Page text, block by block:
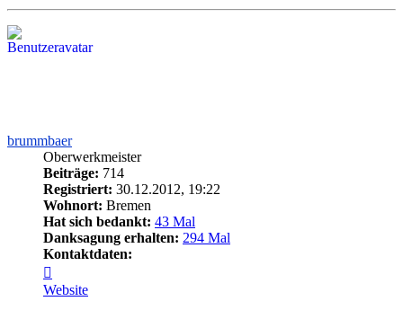
brummbaer
Oberwerkmeister
Beiträge: 714
Registriert: 30.12.2012, 19:22
Wohnort: Bremen
Hat sich bedankt: 43 Mal
Danksagung erhalten: 294 Mal
Kontaktdaten:
von
brummbaer
Website